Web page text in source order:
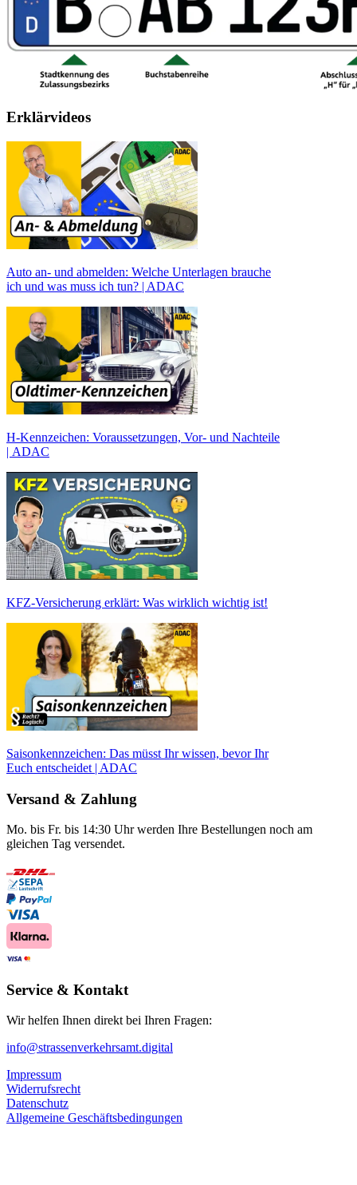
Erklärvideos
Auto an- und abmelden: Welche Unterlagen brauche
ich und was muss ich tun? | ADAC
H-Kennzeichen: Voraussetzungen, Vor- und Nachteile
| ADAC
KFZ-Versicherung erklärt: Was wirklich wichtig ist!
Saisonkennzeichen: Das müsst Ihr wissen, bevor Ihr
Euch entscheidet | ADAC
Versand & Zahlung
Mo. bis Fr. bis 14:30 Uhr werden Ihre Bestellungen noch am
gleichen Tag versendet.
Service & Kontakt
Wir helfen Ihnen direkt bei Ihren Fragen:
info@strassenverkehrsamt.digital
Impressum
Widerrufsrecht
Datenschutz
Allgemeine Geschäftsbedingungen